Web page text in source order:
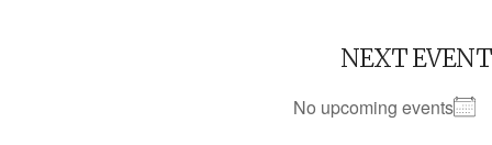
NEXT EVENT
No upcoming events